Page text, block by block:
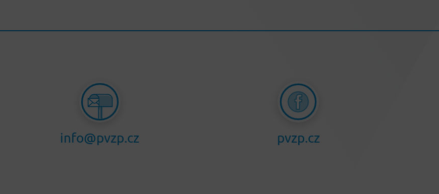
info@pvzp.cz pvzp.cz